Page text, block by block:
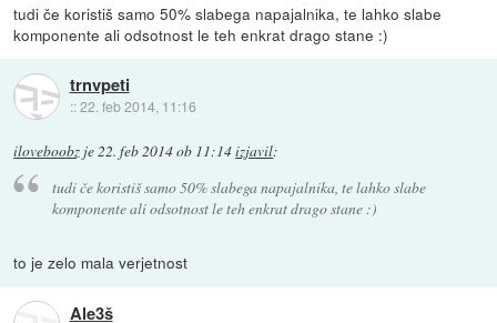
tudi če koristiš samo 50% slabega napajalnika, te lahko slabe
komponente ali odsotnost le teh enkrat drago stane :)
trnvpeti
::22. feb 2014, 11:16
iloveboobz je22. feb 2014 ob 11:14izjavil:
tudi če koristiš samo 50% slabega napajalnika, te lahko slabe
komponente ali odsotnost le teh enkrat drago stane :)
to je zelo mala verjetnost
Ale3š